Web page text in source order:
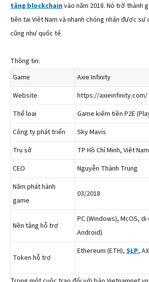
tảng blockchainvào năm 2018. Nó trở thành
tiên tại Việt Nam và nhanh chóng nhận được
cũng như quốc tế.
Thông tin:
Game
Axie Infinity
Website
https://axieinfinity.com/
Thể loại
Game kiếm tiền P2E
Công ty phát triển
Sky Mavis
Trụ sở
TP Hồ Chí Minh, Việt Nam
CEO
Nguyễn Thành Trung
Năm phát hành
game
03/2018
Nền tảng hỗ trợ
PC (Windows), McOS,
Android)
Token hỗ trợ
Ethereum (ETH), SLP,